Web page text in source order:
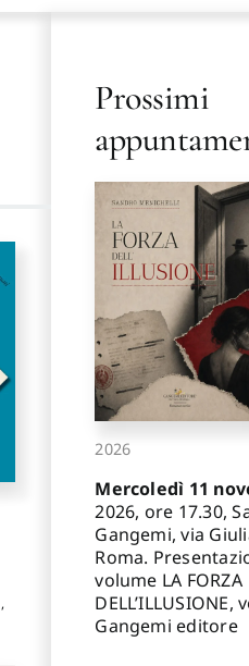
,
Prossimi
2026
Mercoledì 11
2026, ore 17.30,
Gangemi, via
Roma.
volume LA FORZA
DELL’ILLUSIONE,
Gangemi editore